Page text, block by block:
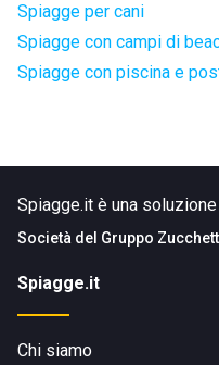
Spiagge per cani
Spiagge con campi di
Spiagge con piscina e
Spiagge.it è una
Società del Gruppo
Spiagge.it
Chi siamo